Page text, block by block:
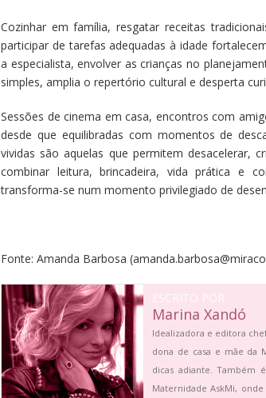
Cozinhar em família, resgatar receitas
participar de tarefas adequadas à idade
a especialista, envolver as crianças no
simples, amplia o repertório cultural e desperta
Sessões de cinema em casa, encontros com
desde que equilibradas com momentos de
vividas são aquelas que permitem desacelerar,
combinar leitura, brincadeira, vida prática e
transforma-se num momento privilegiado de
Fonte: Amanda Barbosa
ESCRITO POR
Marina Xandó
Idealizadora e editora
dona de casa e mãe da
dicas adiante.
Maternidade AskMi,